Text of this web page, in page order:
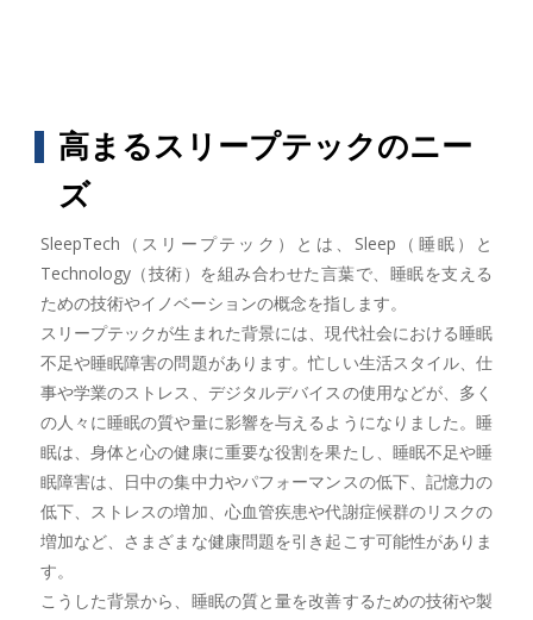
高まるスリープテックのニー
ズ
SleepTech（スリープテック）とは、Sleep（睡眠）と
Technology（技術）を組み合わせた言葉で、睡眠を支える
ための技術やイノベーションの概念を指します。
スリープテックが生まれた背景には、現代社会における睡眠
不足や睡眠障害の問題があります。忙しい生活スタイル、仕
事や学業のストレス、デジタルデバイスの使用などが、多く
の人々に睡眠の質や量に影響を与えるようになりました。睡
眠は、身体と心の健康に重要な役割を果たし、睡眠不足や睡
眠障害は、日中の集中力やパフォーマンスの低下、記憶力の
低下、ストレスの増加、心血管疾患や代謝症候群のリスクの
増加など、さまざまな健康問題を引き起こす可能性がありま
す。
こうした背景から、睡眠の質と量を改善するための技術や製